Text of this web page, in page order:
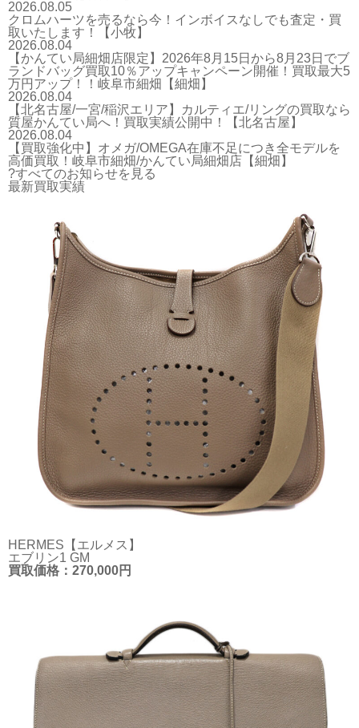
2026.08.05
クロムハーツを売るなら今！インボイスなしでも査定・買
取いたします！【小牧】
2026.08.04
【かんてい局細畑店限定】2026年8月15日から8月23日でブ
ランドバッグ買取10％アップキャンペーン開催！買取最大5
万円アップ！！岐阜市細畑【細畑】
2026.08.04
【北名古屋/一宮/稲沢エリア】カルティエ/リングの買取なら
質屋かんてい局へ！買取実績公開中！【北名古屋】
2026.08.04
【買取強化中】オメガ/OMEGA在庫不足につき全モデルを
高価買取！岐阜市細畑/かんてい局細畑店【細畑】
?すべてのお知らせを見る
最新買取実績
HERMES【エルメス】
エブリン1 GM
買取価格：270,000円